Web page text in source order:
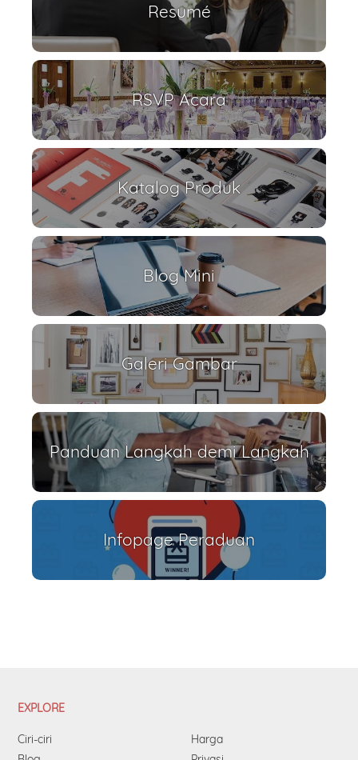
Resumé
RSVP Acara
Katalog Produk
Blog Mini
Galeri Gambar
Panduan Langkah demi Langkah
Infopage Peraduan
EXPLORE
Ciri-ciri
Harga